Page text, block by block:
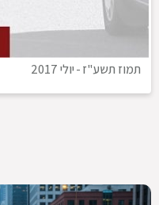
תמוז תשע"ז-יולי 2017